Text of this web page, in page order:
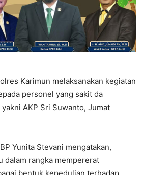
Karimun melaksanakan kegiatan
personel yang sakit da
AKP Sri Suwanto, Jumat
Yunita Stevani mengatakan,
dalam rangka mempererat